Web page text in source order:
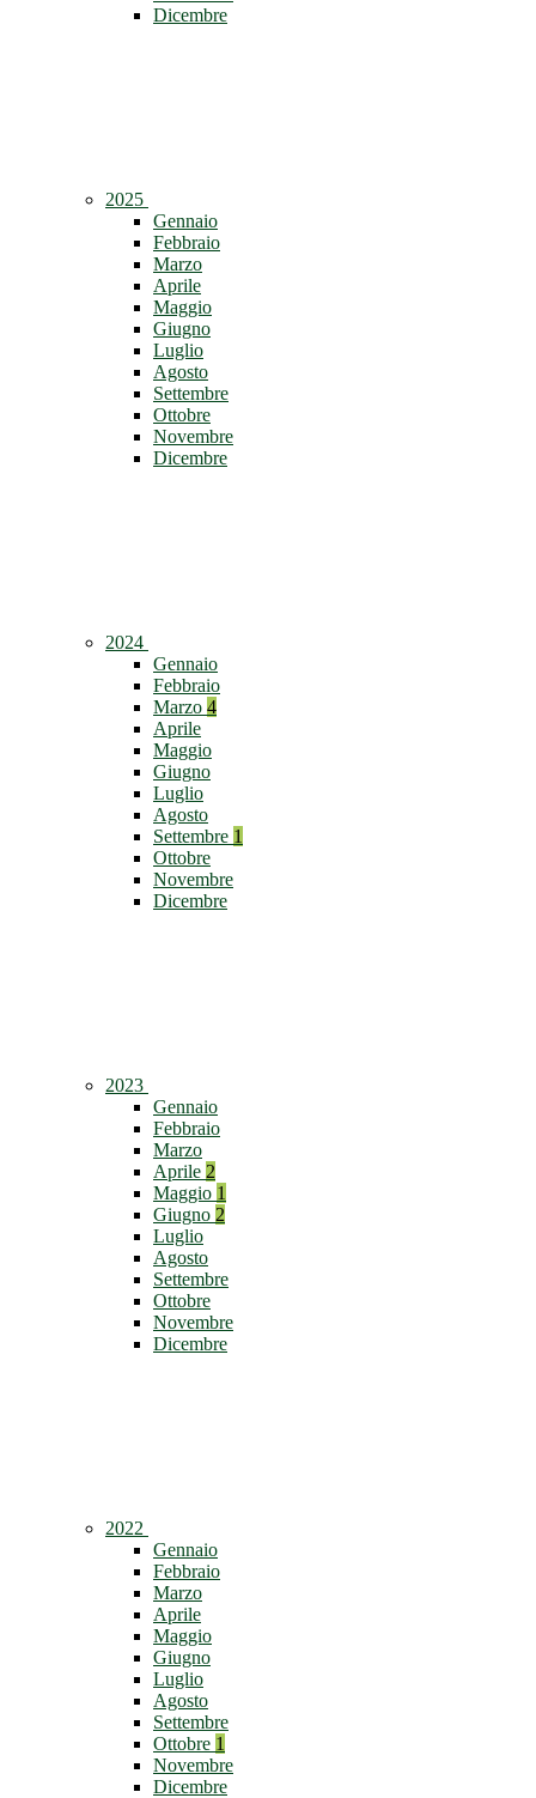
Dicembre
2025
Gennaio
Febbraio
Marzo
Aprile
Maggio
Giugno
Luglio
Agosto
Settembre
Ottobre
Novembre
Dicembre
2024
Gennaio
Febbraio
Marzo 4
Aprile
Maggio
Giugno
Luglio
Agosto
Settembre 1
Ottobre
Novembre
Dicembre
2023
Gennaio
Febbraio
Marzo
Aprile 2
Maggio 1
Giugno 2
Luglio
Agosto
Settembre
Ottobre
Novembre
Dicembre
2022
Gennaio
Febbraio
Marzo
Aprile
Maggio
Giugno
Luglio
Agosto
Settembre
Ottobre 1
Novembre
Dicembre